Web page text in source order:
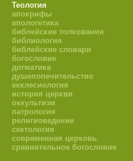
Теология
апокрифы
апологетика
библейские толкования
библиология
библейские словари
богословие
догматика
душепопечительство
екклесиология
история церкви
оккультизм
патрология
религиоведение
сектология
современная церковь
сравнительное богословие